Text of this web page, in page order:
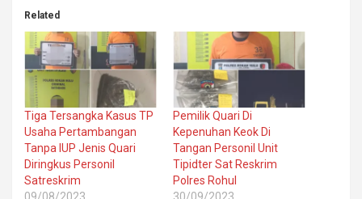
Related
Tiga Tersangka Kasus TP
Usaha Pertambangan
Tanpa IUP Jenis Quari
Diringkus Personil
Satreskrim
Pemilik Quari Di
Kepenuhan Keok Di
Tangan Personil Unit
Tipidter Sat Reskrim
Polres Rohul